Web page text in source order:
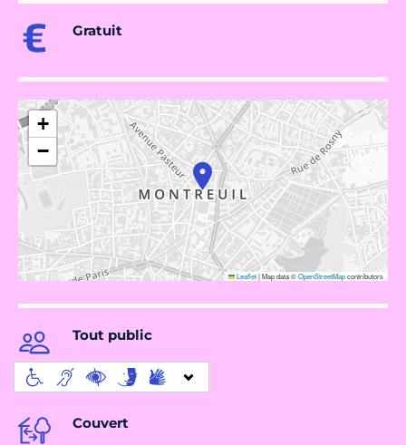
Gratuit
+
−
Leaflet|Map data ©OpenStreetMapcontributors
Tout public
Couvert